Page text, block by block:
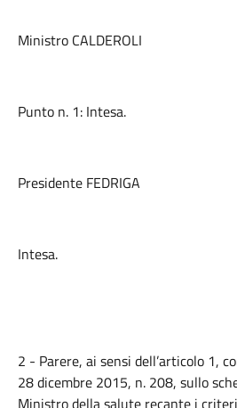
Ministro CALDEROLI
Punto n. 1: Intesa.
Presidente FEDRIGA
Intesa.
2 - Parere, ai sensi dell’articolo 1,
28 dicembre 2015, n. 208, sullo
Ministro della salute recante i